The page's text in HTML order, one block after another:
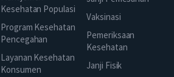
Kesehatan Populasi
Program Kesehatan
Pencegahan
Layanan Kesehatan
Konsumen
Vaksinasi
Pemeriksaan
Kesehatan
Janji Fisik